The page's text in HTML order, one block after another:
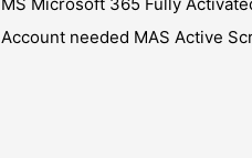
Account needed MAS Active